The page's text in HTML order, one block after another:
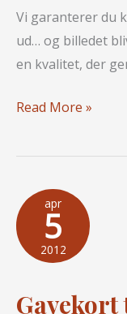
Vi garanterer du
ud… og billedet
en kvalitet, der
(Jule)
til
Read More »
apr
5
2012